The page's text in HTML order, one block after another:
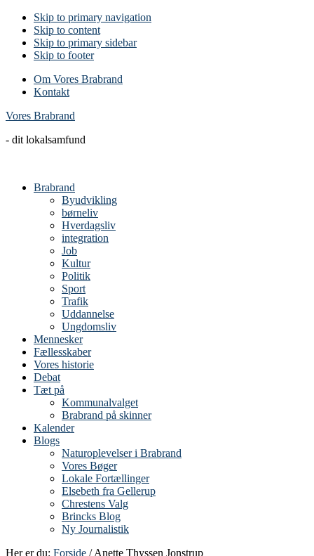
Skip to primary navigation
Skip to content
Skip to primary sidebar
Skip to footer
Om Vores Brabrand
Kontakt
Vores Brabrand
- dit lokalsamfund
Brabrand
Byudvikling
børneliv
Hverdagsliv
integration
Job
Kultur
Politik
Sport
Trafik
Uddannelse
Ungdomsliv
Mennesker
Fællesskaber
Vores historie
Debat
Tæt på
Kommunalvalget
Brabrand på skinner
Kalender
Blogs
Naturoplevelser i Brabrand
Vores Bøger
Lokale Fortællinger
Elsebeth fra Gellerup
Chrestens Valg
Brincks Blog
Ny Journalistik
Her er du: Forside / Anette Thyssen Jonstrup